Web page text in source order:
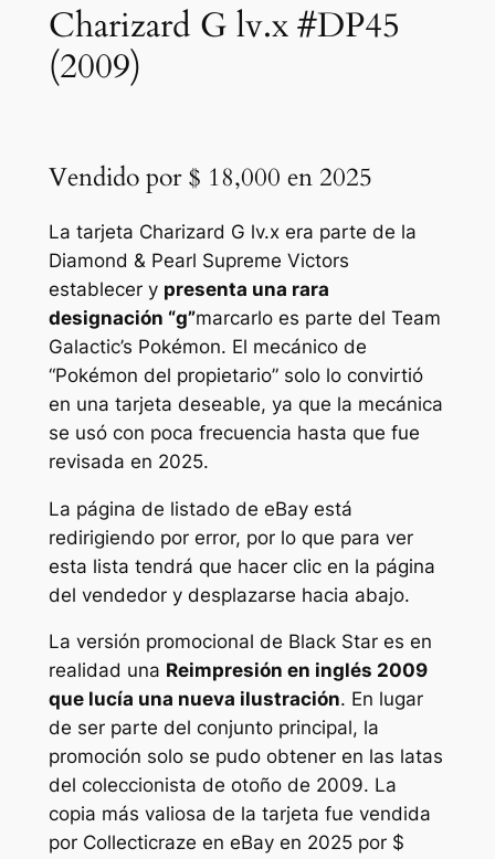
Charizard G lv.x #DP45
(2009)
Vendido por $ 18,000 en 2025
La tarjeta Charizard G lv.x era parte de la
Diamond & Pearl Supreme Victors
establecer y presenta una rara
designación “g”marcarlo es parte del Team
Galactic’s Pokémon. El mecánico de
“Pokémon del propietario” solo lo convirtió
en una tarjeta deseable, ya que la mecánica
se usó con poca frecuencia hasta que fue
revisada en 2025.
La página de listado de eBay está
redirigiendo por error, por lo que para ver
esta lista tendrá que hacer clic en la página
del vendedor y desplazarse hacia abajo.
La versión promocional de Black Star es en
realidad una Reimpresión en inglés 2009
que lucía una nueva ilustración. En lugar
de ser parte del conjunto principal, la
promoción solo se pudo obtener en las latas
del coleccionista de otoño de 2009. La
copia más valiosa de la tarjeta fue vendida
por Collecticraze en eBay en 2025 por $